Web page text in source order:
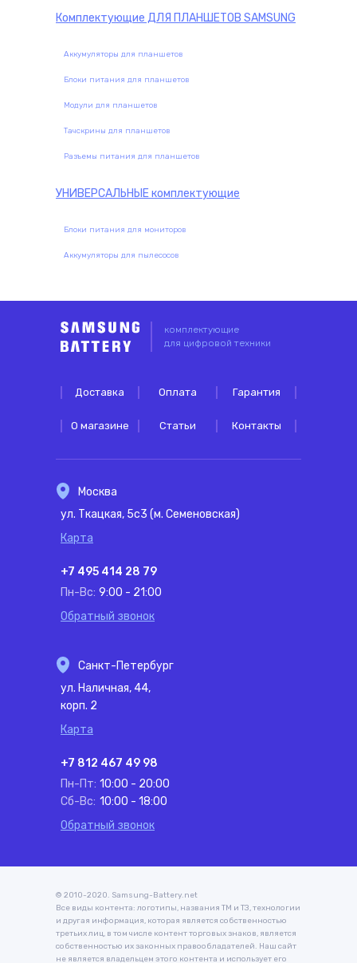
Комплектующие ДЛЯ ПЛАНШЕТОВ SAMSUNG
Аккумуляторы для планшетов
Блоки питания для планшетов
Модули для планшетов
Тачскрины для планшетов
Разъемы питания для планшетов
УНИВЕРСАЛЬНЫЕкомплектующие
Блоки питания для мониторов
Аккумуляторы для пылесосов
комплектующие
для цифровой техники
Доставка Оплата Гарантия
О магазине Статьи Контакты
Москва
ул. Ткацкая, 5с3 (м. Семеновская)
Карта
+7 495 414 28 79
Пн-Вс: 9:00 - 21:00
Обратный звонок
Санкт-Петербург
ул. Наличная, 44,
корп. 2
Карта
+7 812 467 49 98
Пн-Пт: 10:00 - 20:00
Сб-Вс: 10:00 - 18:00
Обратный звонок
© 2010-2020. Samsung-Battery.net
Все виды контента: логотипы, названия ТМ и ТЗ, технологии
и другая информация, которая является собственностью
третьих лиц, в том числе контент торговых знаков, является
собственностью их законных правообладателей. Наш сайт
не является владельцем этого контента и использует его